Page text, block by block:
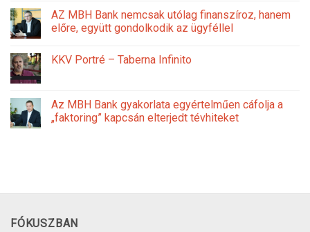
AZ MBH Bank nemcsak utólag finanszíroz, hanem
előre, együtt gondolkodik az ügyféllel
KKV Portré – Taberna Infinito
Az MBH Bank gyakorlata egyértelműen cáfolja a
„faktoring” kapcsán elterjedt tévhiteket
FÓKUSZBAN